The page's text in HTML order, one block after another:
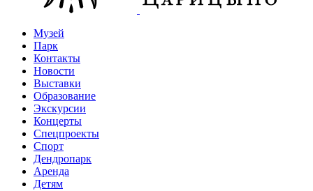
Музей
Парк
Контакты
Новости
Выставки
Образование
Экскурсии
Концерты
Спецпроекты
Спорт
Дендропарк
Аренда
Детям